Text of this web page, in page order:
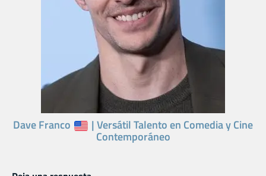
Dave Franco | Versátil Talento en Comedia y Cine
Contemporáneo